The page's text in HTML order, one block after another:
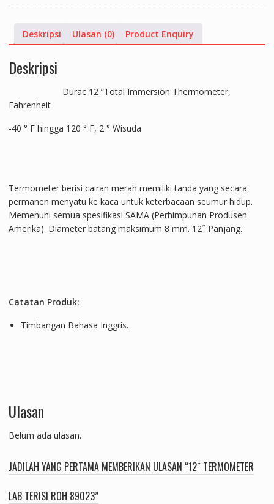
Deskripsi Ulasan (0) Product Enquiry
Deskripsi
Durac 12 ”Total Immersion Thermometer,
Fahrenheit
-40 ° F hingga 120 ° F, 2 ° Wisuda
Termometer berisi cairan merah memiliki tanda yang secara
permanen menyatu ke kaca untuk keterbacaan seumur hidup.
Memenuhi semua spesifikasi SAMA (Perhimpunan Produsen
Amerika). Diameter batang maksimum 8 mm. 12˝ Panjang.
Catatan Produk:
Timbangan Bahasa Inggris.
Ulasan
Belum ada ulasan.
JADILAH YANG PERTAMA MEMBERIKAN ULASAN “12˝ TERMOMETER
LAB TERISI ROH 89023”